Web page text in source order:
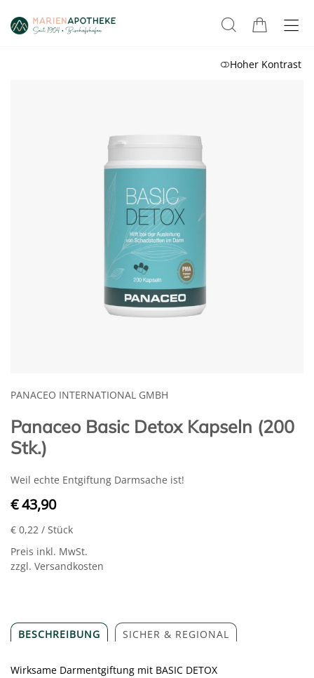
Hoher Kontrast
PANACEO INTERNATIONAL GMBH
Panaceo Basic Detox Kapseln (200
Stk.)
Weil echte Entgiftung Darmsache ist!
€ 43,90
€ 0,22 / Stück
Preis inkl. MwSt.
zzgl. Versandkosten
BESCHREIBUNG SICHER & REGIONAL
Wirksame Darmentgiftung mit BASIC DETOX